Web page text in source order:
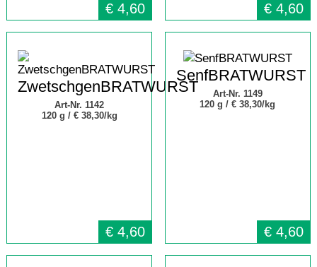
€ 4,60 € 4,60
ZwetschgenBRATWURST
Art-Nr. 1142
120 g / € 38,30/kg
€ 4,60
SenfBRATWURST
Art-Nr. 1149
120 g /€ 38,30/kg
€ 4,60